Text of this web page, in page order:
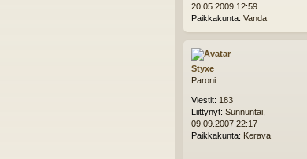
20.05.2009 12:59
Paikkakunta: Vanda
Styxe
Paroni
Viestit: 183
Liittynyt: Sunnuntai,
09.09.2007 22:17
Paikkakunta: Kerava